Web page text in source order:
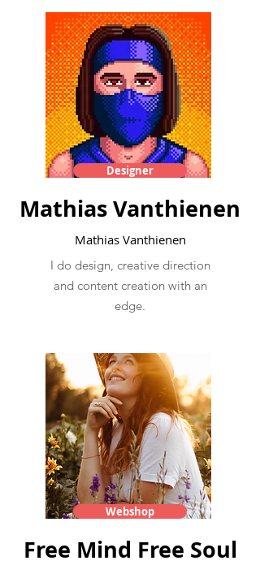
Designer
Mathias Vanthienen
Mathias Vanthienen
I do design, creative direction
and content creation with an
edge.
Webshop
Free Mind Free Soul